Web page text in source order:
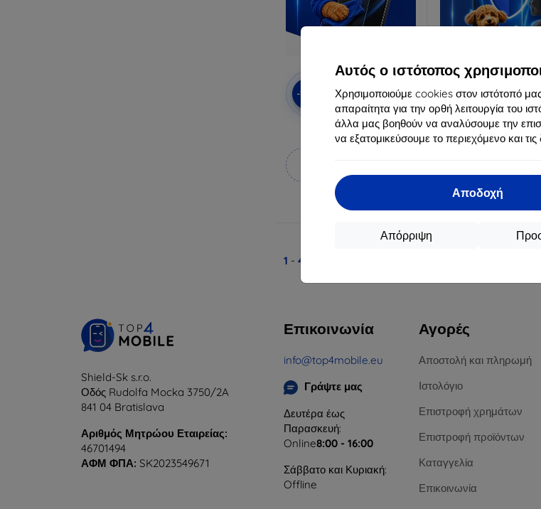
Αυτός ο ιστότοπος
Χρησιμοποιούμε cookies στον ιστότοπό
απαραίτητα για την ορθή λειτουργία του
άλλα μας βοηθούν να αναλύσουμε την
να εξατομικεύσουμε το περιεχόμενο και τις
Αποδοχή
Απόρριψη
-10%
με
κουπόνι
EXTRA10
3mk Anti-Shock
προστατευτικό γυαλί
16,90 €
15,21 €
Διαθέσιμο > 5 τεμ
-10%
Έκπτωση
με
κουπόνι
3mk Pure Matt
Προστατευτικό
12,90 €
11,61 €
Διαθέσιμο > 5 τεμ
1 - 4
Shield-Sk s.r.o.
Οδός Rudolfa Mocka 3750/2A
841 04 Bratislava
Αριθμός Μητρώου Εταιρείας:
46701494
ΑΦΜ ΦΠΑ: SK2023549671
Επικοινωνία
info@top4mobile.eu
Γράψτε μας
Δευτέρα έως
Παρασκευή:
Online8:00 - 16:00
Σάββατο και Κυριακή:
Offline
Αγορές
Αποστολή και πληρωμή
Ιστολόγιο
Επιστροφή χρημάτων
Επιστροφή προϊόντων
Καταγγελία
Επικοινωνία